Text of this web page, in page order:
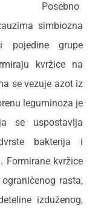
Posebno
simbiozna
pojedine grupe
kvržice na
se vezuje azot iz
leguminoza je
se uspostavlja
bakterija i
Formirane kvržice
rasta,
izduženog,